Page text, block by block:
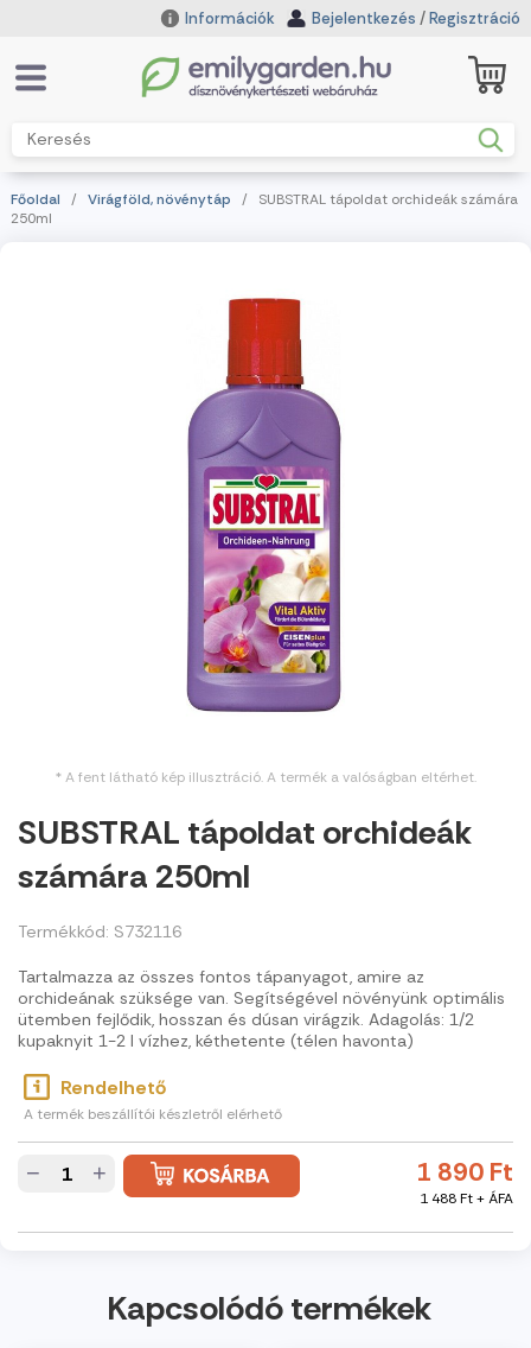
Információk Bejelentkezés /Regisztráció
Főoldal / Virágföld, növénytáp
/ SUBSTRAL tápoldat orchideák számára
250ml
* A fent látható kép illusztráció. A termék a valóságban eltérhet.
SUBSTRAL tápoldat orchideák
számára 250ml
Termékkód: S732116
Tartalmazza az összes fontos tápanyagot, amire az
orchideának szüksége van. Segítségével növényünk optimális
ütemben fejlődik, hosszan és dúsan virágzik. Adagolás: 1/2
kupaknyit 1-2 l vízhez, kéthetente (télen havonta)
Rendelhető
A termék beszállítói készletről elérhető
1 890 Ft
1 488 Ft + ÁFA
− +
Kapcsolódó termékek